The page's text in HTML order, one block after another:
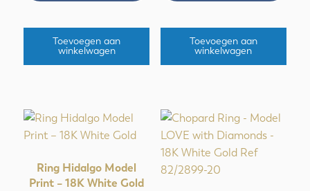
Toevoegen aan
winkelwagen
Toevoegen aan
winkelwagen
Ring Hidalgo Model
Print – 18K White Gold